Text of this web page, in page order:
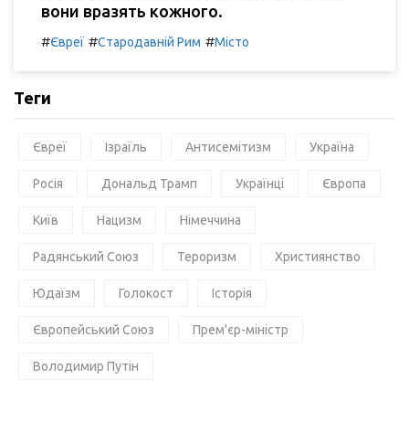
вони вразять кожного.
#Євреї #Стародавній Рим #Місто
Теги
Євреї Ізраїль Антисемітизм Україна
Росія Дональд Трамп Українці Європа
Київ Нацизм Німеччина
Радянський Союз Тероризм Християнство
Юдаїзм Голокост Історія
Європейський Союз Прем'єр-міністр
Володимир Путін